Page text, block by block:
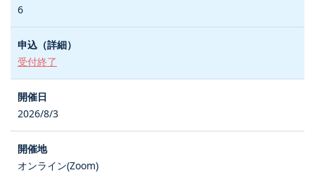
6
受付終了
2026/8/3
オンライン(Zoom)